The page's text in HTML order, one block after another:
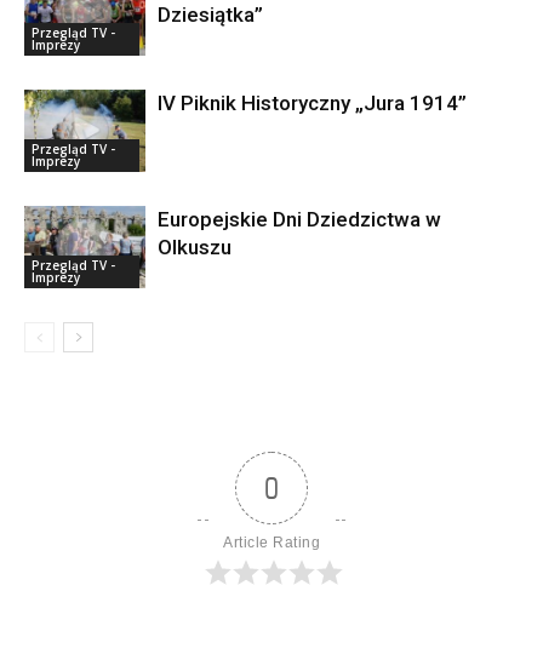
Przegląd TV -
Imprezy
Dziesiątka”
Przegląd TV -
Imprezy
IV Piknik Historyczny „Jura 1914”
Przegląd TV -
Imprezy
Europejskie Dni Dziedzictwa w
Olkuszu
0
Article Rating